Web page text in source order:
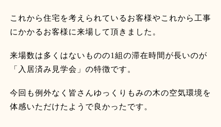
これから住宅を考えられているお客様やこれから工事
にかかるお客様に来場して頂きました。
来場数は多くはないものの1 組の滞在時間が長いのが
「入居済み見学会」の特徴です。
今回も例外なく皆さんゆっくりもみの木の空気環境を
体感いただけたようで良かったです。